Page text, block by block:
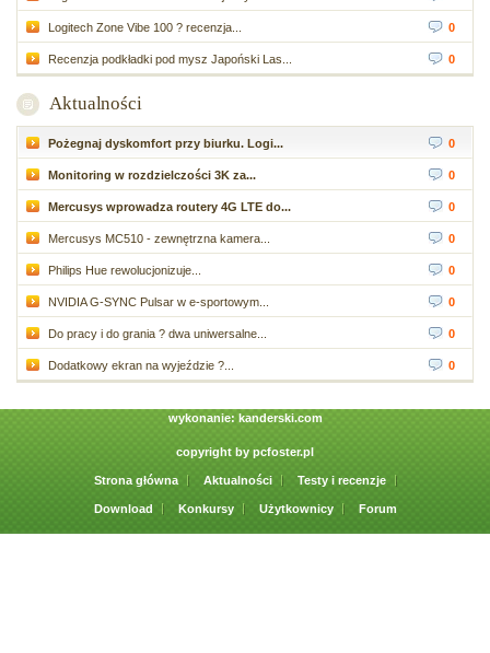
Logitech Zone Vibe 100 ? recenzja... 0
Recenzja podkładki pod mysz Japoński Las... 0
Aktualności
Pożegnaj dyskomfort przy biurku. Logi... 0
Monitoring w rozdzielczości 3K za... 0
Mercusys wprowadza routery 4G LTE do... 0
Mercusys MC510 - zewnętrzna kamera... 0
Philips Hue rewolucjonizuje... 0
NVIDIA G-SYNC Pulsar w e-sportowym... 0
Do pracy i do grania ? dwa uniwersalne... 0
Dodatkowy ekran na wyjeździe ?... 0
wykonanie: kanderski.com
copyright by pcfoster.pl
Strona główna Aktualności Testy i recenzje
Download Konkursy Użytkownicy Forum